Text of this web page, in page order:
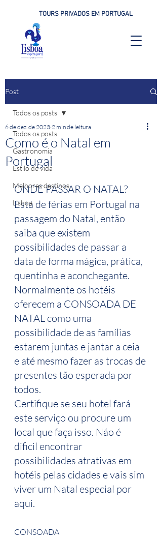
TOURS PRIVADOS EM PORTUGAL
Post
Todos os posts
Gastronomia
Estilo de vida
Melhores destinos
Lisboa
Todos os posts
Como é o Natal em
Portugal
6 de dez. de 2023 2 min de leitura
ONDE PASSAR O NATAL?
Está de férias em Portugal na
passagem do Natal, então
saiba que existem
possibilidades de passar a
data de forma mágica, prática,
quentinha e aconchegante.
Normalmente os hotéis
oferecem a CONSOADA DE
NATAL como uma
possibilidade de as famílias
estarem juntas e jantar a ceia
e até mesmo fazer as trocas de
presentes tão esperada por
todos.
Certifique se seu hotel fará
este serviço ou procure um
local que faça isso. Náo é
dificil encontrar
possibilidades atrativas em
hotéis pelas cidades e vais sim
viver um Natal especial por
aqui.
CONSOADA